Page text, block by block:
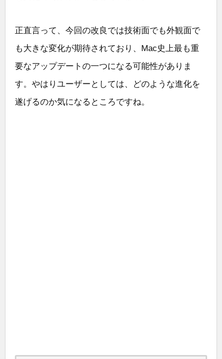
正直言って、今回の改良では技術面でも外観面で
も大きな変化が期待されており、Mac史上最も重
要なアップデートの一つになる可能性がありま
す。やはりユーザーとしては、どのような進化を
遂げるのか気になるところですね。